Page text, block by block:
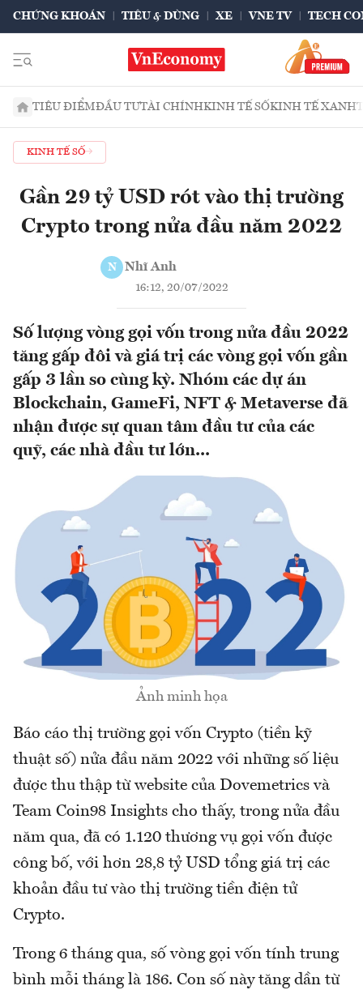
CHỨNG KHOÁN TIÊU & DÙNG XE VNE TV TECH
TIÊU ĐIỂMĐẦU TƯTÀI CHÍNHKINH TẾ SỐKINH TẾ XANH
KINH TẾ SỐ
Gần 29 tỷ USD rót vào thị trường
Crypto trong nửa đầu năm 2022
N Nhĩ Anh
16:12, 20/07/2022
Số lượng vòng gọi vốn trong nửa đầu 2022
tăng gấp đôi và giá trị các vòng gọi vốn gần
gấp 3 lần so cùng kỳ. Nhóm các dự án
Blockchain, GameFi, NFT & Metaverse đã
nhận được sự quan tâm đầu tư của các
quỹ, các nhà đầu tư lớn...
Ảnh minh họa
Báo cáo thị trường gọi vốn Crypto (tiền kỹ
thuật số) nửa đầu năm 2022 với những số liệu
được thu thập từ website của Dovemetrics và
Team Coin98 Insights cho thấy, trong nửa đầu
năm qua, đã có 1.120 thương vụ gọi vốn được
công bố, với hơn 28,8 tỷ USD tổng giá trị các
khoản đầu tư vào thị trường tiền điện tử
Crypto.
Trong 6 tháng qua, số vòng gọi vốn tính trung
bình mỗi tháng là 186. Con số này tăng dần từ